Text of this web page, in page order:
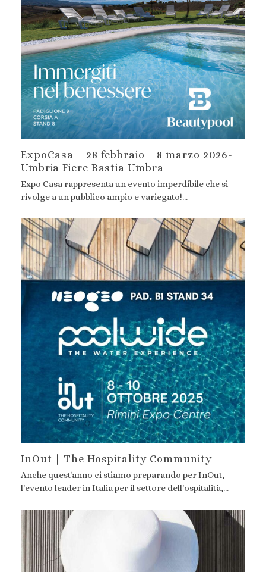
ExpoCasa – 28 febbraio – 8 marzo 2026-
Umbria Fiere Bastia Umbra
Expo Casa rappresenta un evento imperdibile che si
rivolge a un pubblico ampio e variegato!…
InOut | The Hospitality Community
Anche quest'anno ci stiamo preparando per InOut,
l'evento leader in Italia per il settore dell'ospitalità,…